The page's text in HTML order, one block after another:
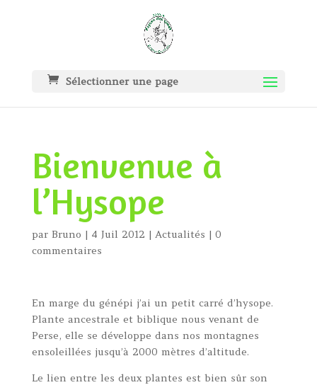
Sélectionner une page
Bienvenue à
l’Hysope
par Bruno | 4 Juil 2012 | Actualités | 0
commentaires
En marge du génépi j’ai un petit carré d’hysope.
Plante ancestrale et biblique nous venant de
Perse, elle se développe dans nos montagnes
ensoleillées jusqu’à 2000 mètres d’altitude.
Le lien entre les deux plantes est bien sûr son